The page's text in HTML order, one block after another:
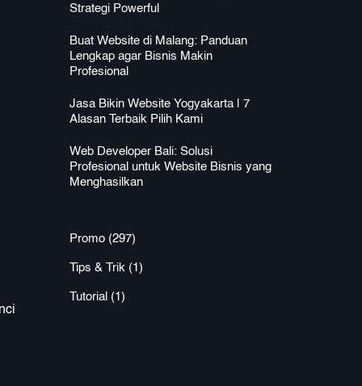
Strategi Powerful
Buat Website di Malang: Panduan
Lengkap agar Bisnis Makin
Profesional
Jasa Bikin Website Yogyakarta | 7
Alasan Terbaik Pilih Kami
Web Developer Bali: Solusi
Profesional untuk Website Bisnis yang
Menghasilkan
Promo (297)
Tips & Trik (1)
Tutorial (1)